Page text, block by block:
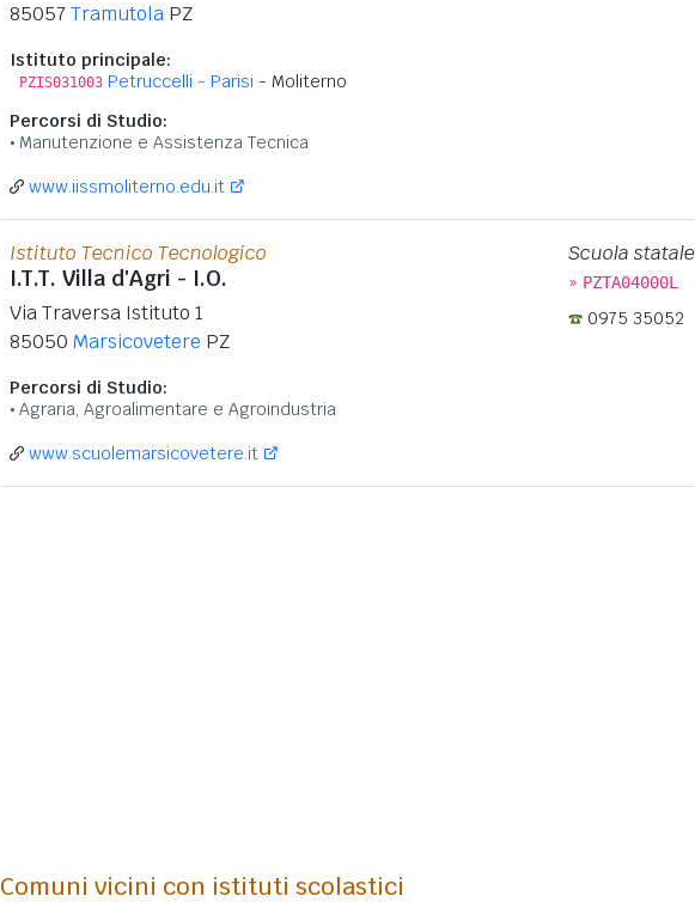
85057Tramutola PZ
Istituto principale:
PZIS031003 Petruccelli - Parisi - Moliterno
Percorsi di Studio:
Manutenzione e Assistenza Tecnica
www.iissmoliterno.edu.it
Istituto Tecnico Tecnologico
I.T.T. Villa d'Agri - I.O.
Via Traversa Istituto 1
85050 Marsicovetere PZ
Percorsi di Studio:
Agraria, Agroalimentare e Agroindustria
Scuola statale
» PZTA04000L
0975 35052
www.scuolemarsicovetere.it
Comuni vicini con istituti scolastici